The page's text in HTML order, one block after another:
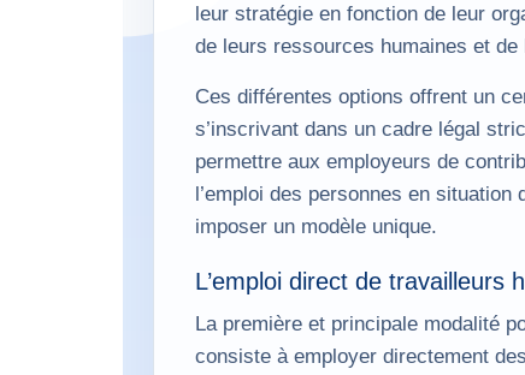
leur stratégie en fonction de leur
de leurs ressources humaines et
Ces différentes options offrent un
s’inscrivant dans un cadre légal
permettre aux employeurs de
l’emploi des personnes en situation
imposer un modèle unique.
L’emploi direct de travailleurs
La première et principale modalité
consiste à employer directement